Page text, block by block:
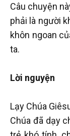
Câu chuyện
phải là người
khôn ngoan
ta.
Lời nguyện
Lạy Chúa
Chúa đã dạy